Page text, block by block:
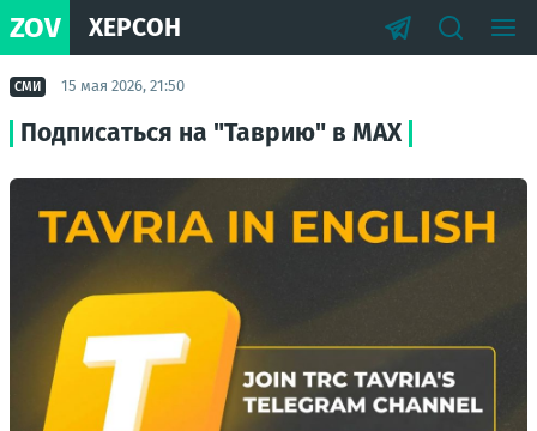
ZOV ХЕРСОН
СМИ 15 мая 2026, 21:50
Подписаться на "Таврию" в MAX